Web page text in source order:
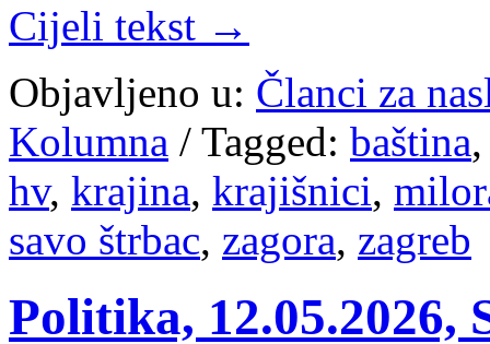
Cijeli tekst →
Objavljeno u: Članci za
Kolumna / Tagged: baština
hv, krajina, krajišnici,
savo štrbac, zagora, zagreb
Politika, 12.05.2026,